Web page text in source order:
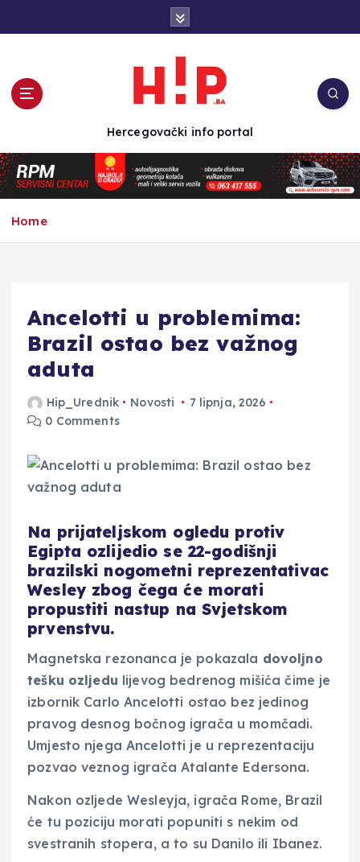
n
t
e
Hercegovački info portal
Home
Ancelotti u problemima:
Brazil ostao bez važnog
aduta
Hip_Urednik Novosti
7 lipnja, 2026
0 Comments
Na prijateljskom ogledu protiv
Egipta ozlijedio se 22-godišnji
brazilski nogometni reprezentativac
Wesley zbog čega će morati
propustiti nastup na Svjetskom
prvenstvu.
Magnetska rezonanca je pokazala dovoljno
tešku ozljedu lijevog bedrenog mišića čime je
izbornik Carlo Ancelotti ostao bez jedinog
pravog desnog bočnog igrača u momčadi.
Umjesto njega Ancelotti je u reprezentaciju
pozvao veznog igrača Atalante Edersona.
Nakon ozljede Wesleyja, igrača Rome, Brazil
će tu poziciju morati popuniti s nekim od
svestranih stopera, a to su Danilo ili Ibanez.